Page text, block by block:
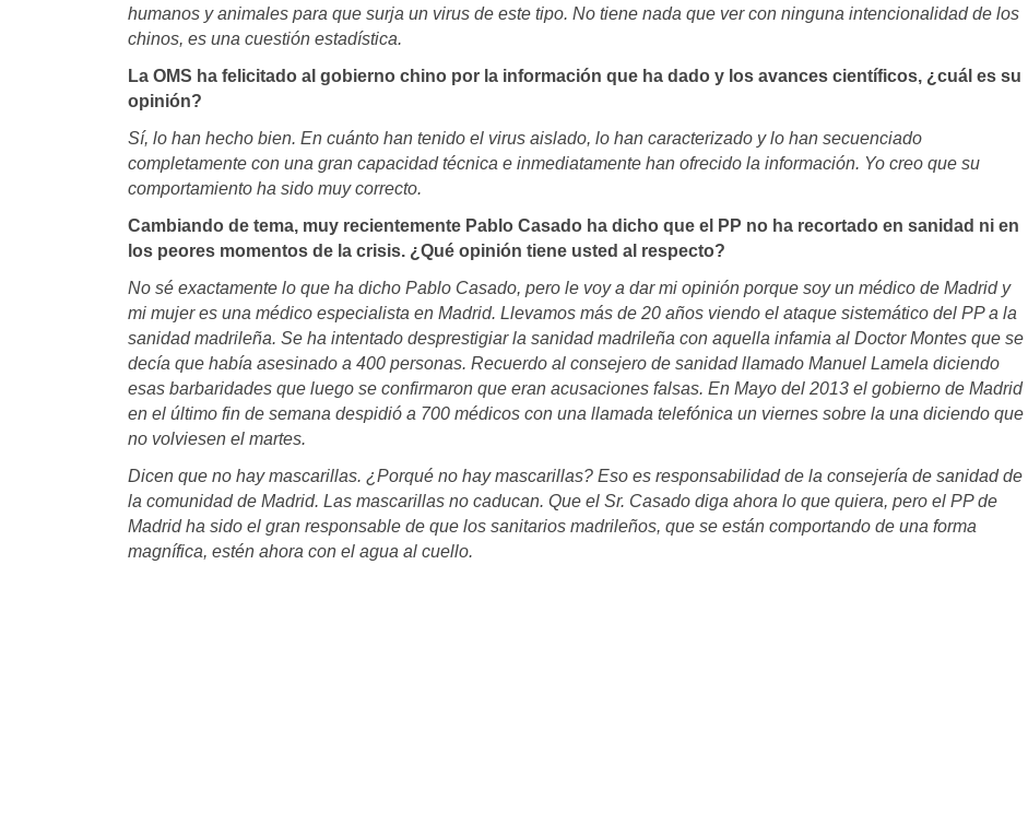
humanos y animales para que surja un virus de este tipo. No tiene nada que ver con ninguna intencionalidad de los
chinos, es una cuestión estadística.
La OMS ha felicitado al gobierno chino por la información que ha dado y los avances científicos, ¿cuál es su
opinión?
Sí, lo han hecho bien. En cuánto han tenido el virus aislado, lo han caracterizado y lo han secuenciado
completamente con una gran capacidad técnica e inmediatamente han ofrecido la información. Yo creo que su
comportamiento ha sido muy correcto.
Cambiando de tema, muy recientemente Pablo Casado ha dicho que el PP no ha recortado en sanidad ni en
los peores momentos de la crisis. ¿Qué opinión tiene usted al respecto?
No sé exactamente lo que ha dicho Pablo Casado, pero le voy a dar mi opinión porque soy un médico de Madrid y
mi mujer es una médico especialista en Madrid. Llevamos más de 20 años viendo el ataque sistemático del PP a la
sanidad madrileña. Se ha intentado desprestigiar la sanidad madrileña con aquella infamia al Doctor Montes que se
decía que había asesinado a 400 personas. Recuerdo al consejero de sanidad llamado Manuel Lamela diciendo
esas barbaridades que luego se confirmaron que eran acusaciones falsas. En Mayo del 2013 el gobierno de Madrid
en el último fin de semana despidió a 700 médicos con una llamada telefónica un viernes sobre la una diciendo que
no volviesen el martes.
Dicen que no hay mascarillas. ¿Porqué no hay mascarillas? Eso es responsabilidad de la consejería de sanidad de
la comunidad de Madrid. Las mascarillas no caducan. Que el Sr. Casado diga ahora lo que quiera, pero el PP de
Madrid ha sido el gran responsable de que los sanitarios madrileños, que se están comportando de una forma
magnífica, estén ahora con el agua al cuello.